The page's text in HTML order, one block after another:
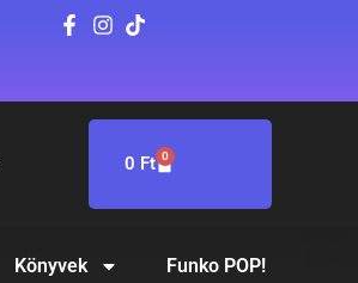
0 Ft 0
Könyvek Funko POP!